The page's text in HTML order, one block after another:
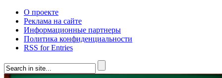
О проекте
Реклама на сайте
Информационные партнеры
Политика конфиденциальности
RSS for Entries